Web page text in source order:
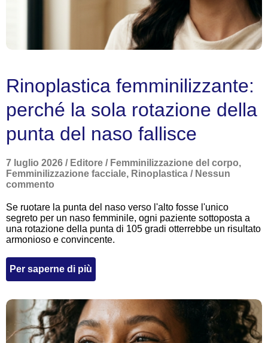
Rinoplastica femminilizzante:
perché la sola rotazione della
punta del naso fallisce
7 luglio 2026 / Editore / Femminilizzazione del corpo,
Femminilizzazione facciale, Rinoplastica / Nessun
commento
Se ruotare la punta del naso verso l'alto fosse l'unico
segreto per un naso femminile, ogni paziente sottoposta a
una rotazione della punta di 105 gradi otterrebbe un risultato
armonioso e convincente.
Per saperne di più